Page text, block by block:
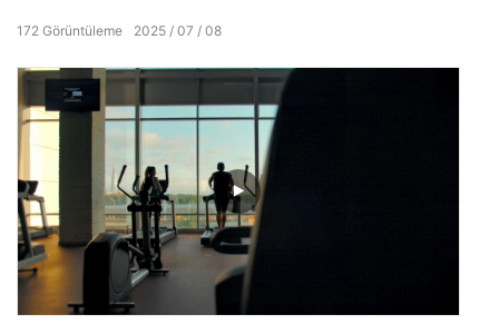
biyomekanik yenilikler yoluyla spor güvenliğini yeniden
şekillendirmek için çalışırlar.
2025 07 08
172 Görüntüleme